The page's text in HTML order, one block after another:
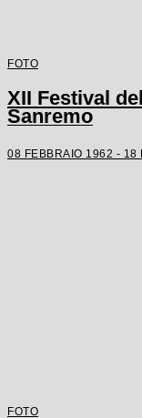
FOTO
XII Festival
Sanremo
08 FEBBRAIO 1962 - 18
FOTO